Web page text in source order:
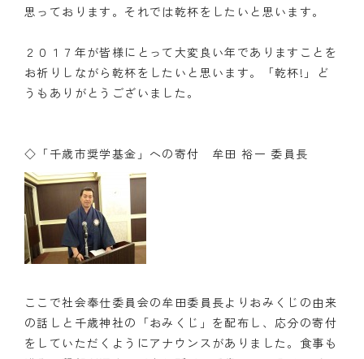
思っております。それでは乾杯をしたいと思います。
２０１７年が皆様にとって大変良い年でありますことを
お祈りしながら乾杯をしたいと思います。「乾杯!」ど
うもありがとうございました。
◇「千歳市奨学基金」への寄付 牟田 裕一 委員長
ここで社会奉仕委員会の牟田委員長よりおみくじの由来
の話しと千歳神社の「おみくじ」を配布し、応分の寄付
をしていただくようにアナウンスがありました。食事も